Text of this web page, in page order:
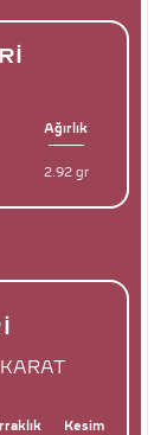
Ağırlık
2.92 gr
KARAT
Kesim